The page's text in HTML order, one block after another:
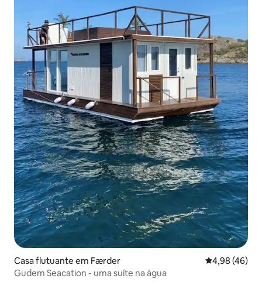
Casa flutuante em Færder Classificação
4,98 (46)
Gudem Seacation - uma suíte na água